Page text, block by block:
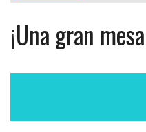
¡Una gran